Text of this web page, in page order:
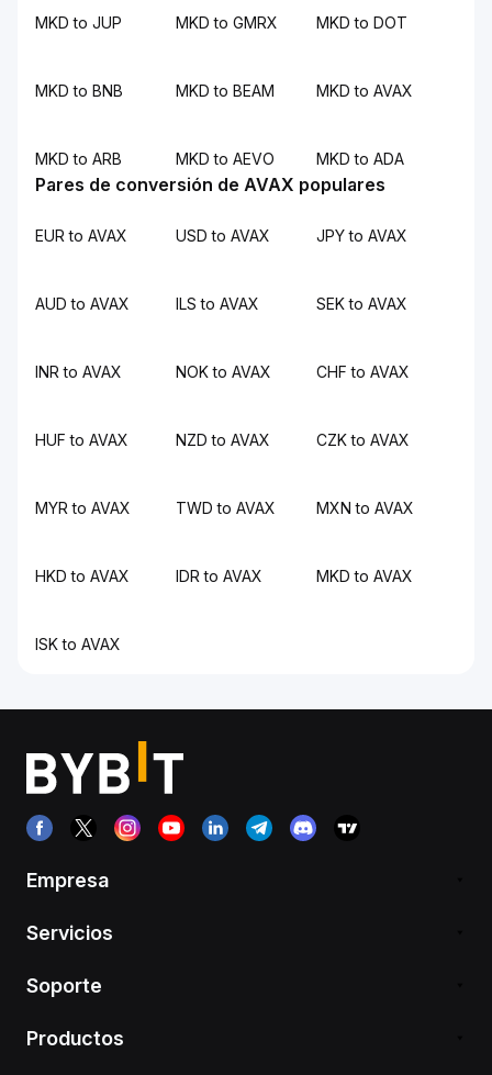
MKD to JUP MKD to GMRX MKD to DOT
MKD to BNB MKD to BEAM MKD to AVAX
MKD to ARB MKD to AEVO MKD to ADA
Pares de conversión de AVAX populares
EUR to AVAX USD to AVAX JPY to AVAX
AUD to AVAX ILS to AVAX SEK to AVAX
INR to AVAX NOK to AVAX CHF to AVAX
HUF to AVAX NZD to AVAX CZK to AVAX
MYR to AVAX TWD to AVAX MXN to AVAX
HKD to AVAX IDR to AVAX MKD to AVAX
ISK to AVAX
Empresa
Servicios
Soporte
Productos